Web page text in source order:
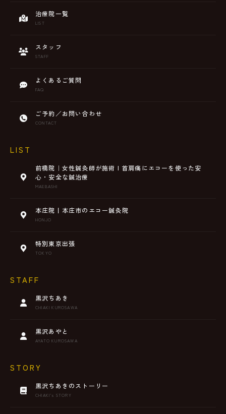
治療院一覧
LIST
スタッフ
STAFF
よくあるご質問
FAQ
ご予約／お問い合わせ
CONTACT
LIST
前橋院｜女性鍼灸師が施術 | 首肩痛にエコーを使った安
心・安全な鍼治療
MAEBASHI
本庄院丨本庄市のエコー鍼灸院
HONJO
特別東京出張
TOKYO
STAFF
黒沢ちあき
CHIAKI KUROSAWA
黒沢あやと
AYATO KUROSAWA
STORY
黒沢ちあきのストーリー
CHIAKI’s STORY